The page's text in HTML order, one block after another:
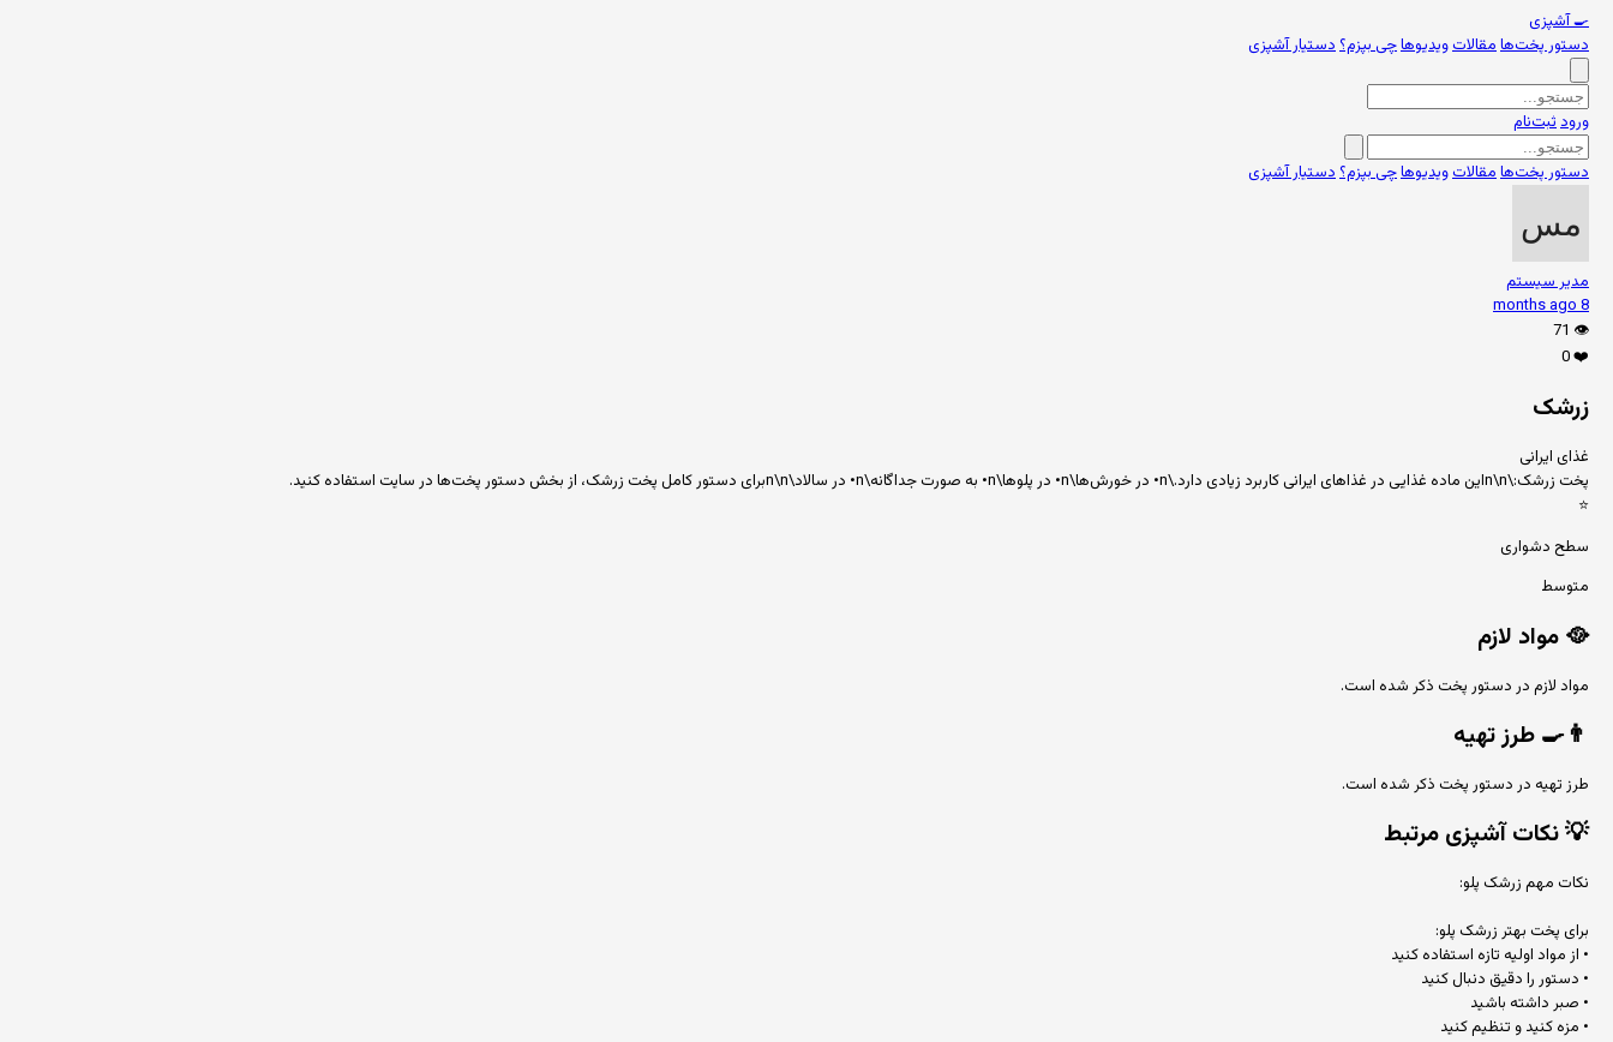
🍳آشپزی
دستور پخت‌هامقالاتویدیوهاچی بپزم؟دستیار آشپزی
ورودثبت‌نام
دستور پخت‌هامقالاتویدیوهاچی بپزم؟دستیار آشپزی
مدیر سیستم
8 months ago
👁️
71
❤️
0
زرشک
غذای ایرانی
پخت زرشک:\n\nاین ماده غذایی در غذاهای ایرانی کاربرد زیادی دارد.\n• در خورش‌ها\n• در پلوها\n• به صورت جداگانه\n• در سالاد\n\nبرای دستور کامل پخت زرشک، از بخش دستور پخت‌ها در سایت استفاده کنید.
⭐
سطح دشواری
متوسط
🥘 مواد لازم
مواد لازم در دستور پخت ذکر شده است.
👨‍🍳 طرز تهیه
طرز تهیه در دستور پخت ذکر شده است.
💡نکات آشپزی مرتبط
نکات مهم زرشک پلو:
برای پخت بهتر زرشک پلو:
• از مواد اولیه تازه استفاده کنید
• دستور را دقیق دنبال کنید
• صبر داشته باشید
• مزه کنید و تنظیم کنید